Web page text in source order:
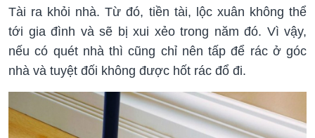
Tài ra khỏi nhà. Từ đó, tiền tài, lộc xuân không thể
tới gia đình và sẽ bị xui xẻo trong năm đó. Vì vậy,
nếu có quét nhà thì cũng chỉ nên tấp để rác ở góc
nhà và tuyệt đối không được hốt rác đổ đi.